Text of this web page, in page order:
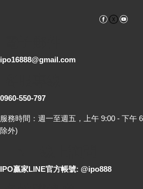
ipo16888@gmail.com
0960-550-797
服務時間：週一至週五，上午 9:00 - 下午
除外)
IPO贏家LINE官方帳號: @ipo888